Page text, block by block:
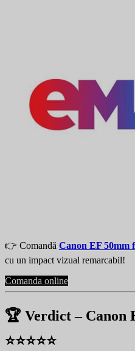
👉 Comandă Canon EF 50mm
cu un impact vizual remarcabil!
Comanda online
🏆 Verdict – Canon
⭐⭐⭐⭐⭐